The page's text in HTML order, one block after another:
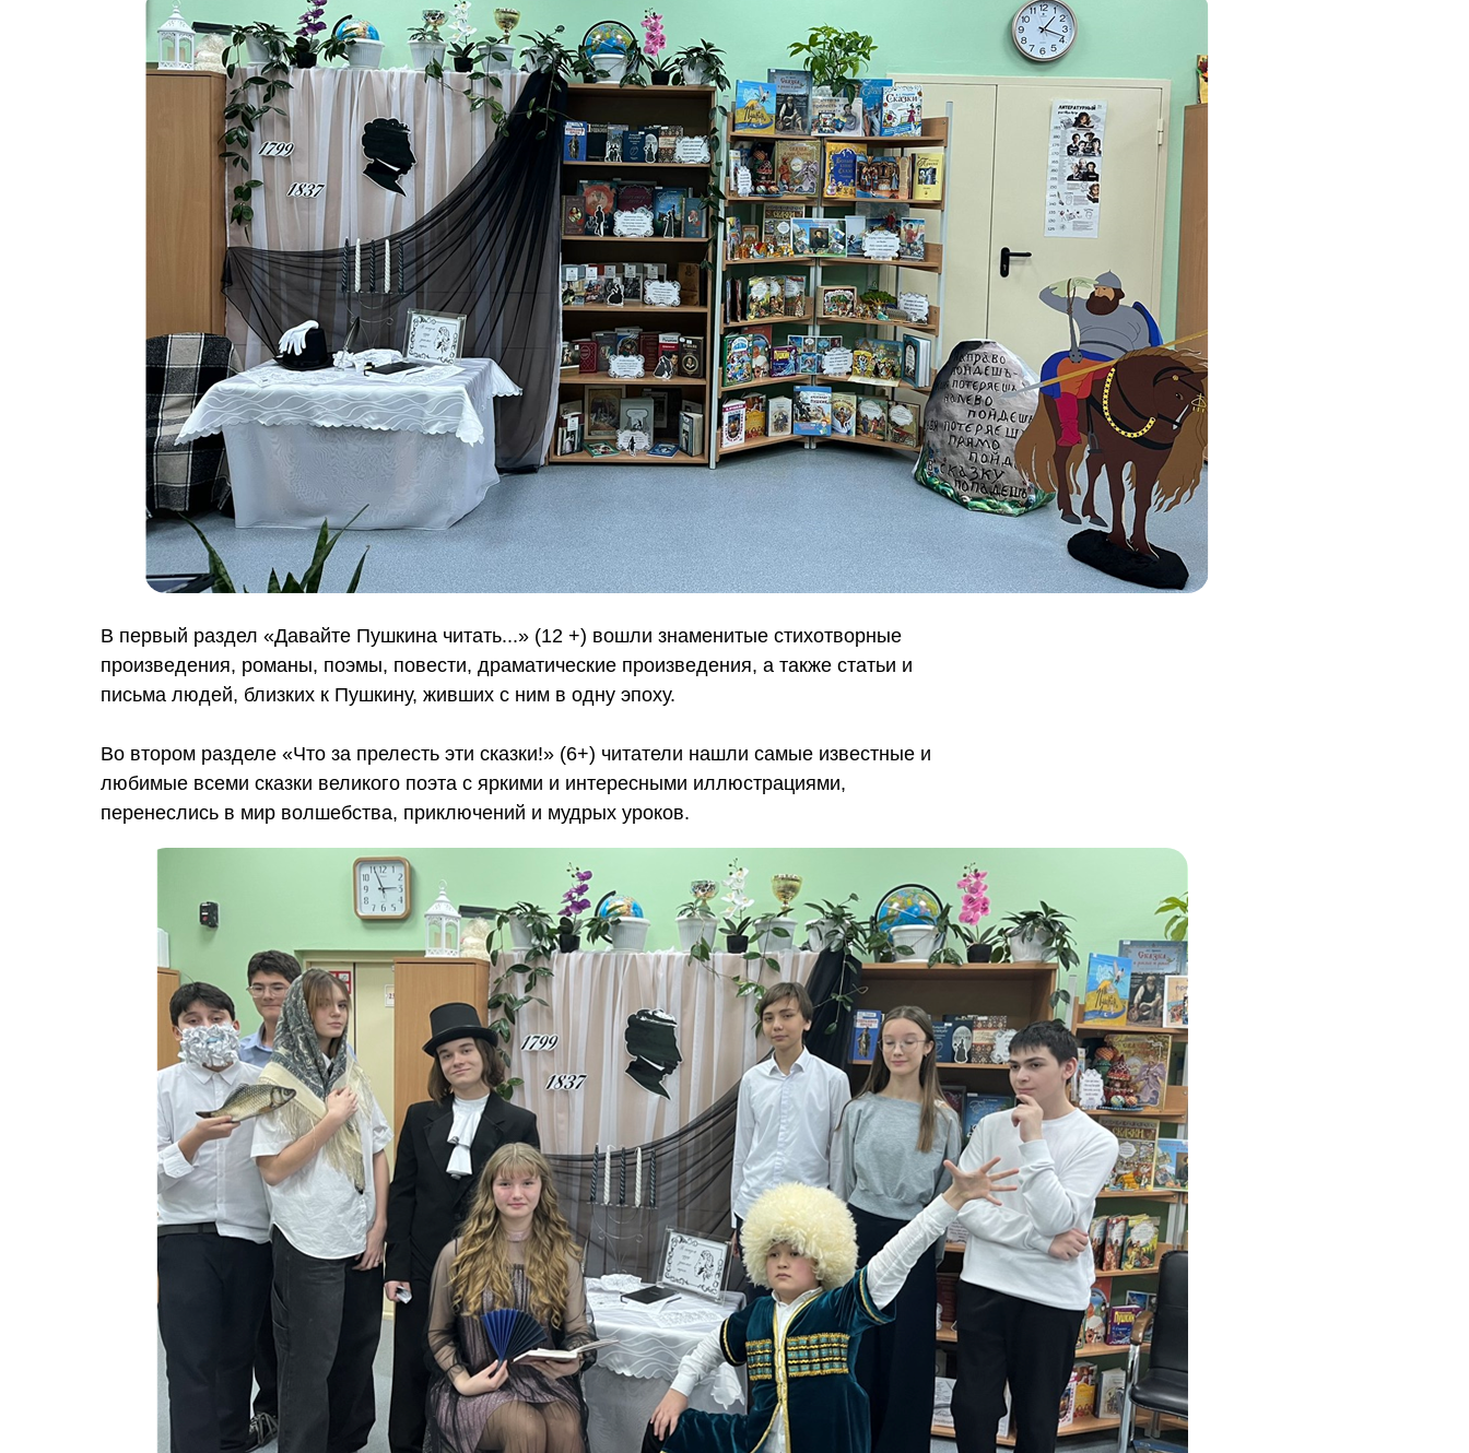
В первый раздел «Давайте Пушкина читать...» (12 +) вошли знаменитые стихотворные
произведения, романы, поэмы, повести, драматические произведения, а также статьи и
письма людей, близких к Пушкину, живших с ним в одну эпоху.
Во втором разделе «Что за прелесть эти сказки!» (6+) читатели нашли самые известные и
любимые всеми сказки великого поэта с яркими и интересными иллюстрациями,
перенеслись в мир волшебства, приключений и мудрых уроков.